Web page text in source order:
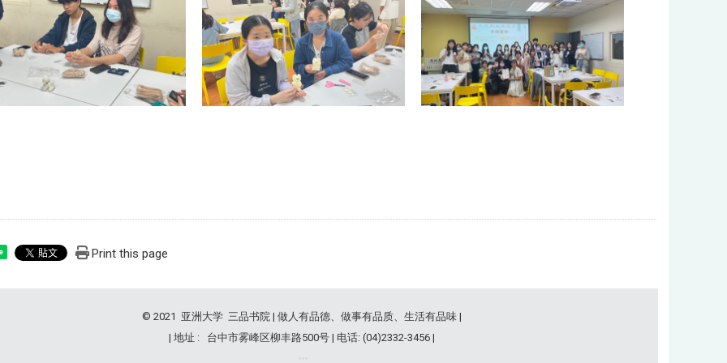
Print this page
© 2021 亚洲大学 三品书院 | 做人有品德、做事有品质、生活有品味 |
| 地址 : 台中市雾峰区柳丰路500号 | 电话: (04)2332-3456 |